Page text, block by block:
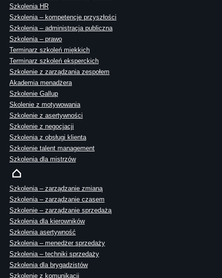
Szkolenia HR
Szkolenia – kompetencje przyszłości
Szkolenia – administracja publiczna
Szkolenia – prawo
Terminarz szkoleń miękkich
Terminarz szkoleń eksperckich
Szkolenie z zarządzania zespołem
Akademia menadżera
Szkolenie Gallup
Skolenie z motywowania
Szkolenie z asertywności
Szkolenie z negocjacji
Szkolenia z obsługi klienta
Szkolenie talent management
Szkolenia dla mistrzów
Szkolenia – zarządzanie zmianą
Szkolenia – zarządzanie czasem
Szkolenie – zarządzanie sprzedażą
Szkolenia dla kierowników
Szkolenia asertywność
Szkolenia – menedżer sprzedaży
Szkolenia – techniki sprzedaży
Szkolenia dla brygadzistów
Szkolenie z komunikacji